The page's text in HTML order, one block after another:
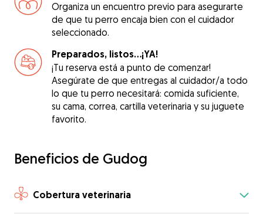
Organiza un encuentro previo para asegurarte
de que tu perro encaja bien con el cuidador
seleccionado.
Preparados, listos...¡YA!
¡Tu reserva está a punto de comenzar!
Asegúrate de que entregas al cuidador/a todo
lo que tu perro necesitará: comida suficiente,
su cama, correa, cartilla veterinaria y su juguete
favorito.
Beneficios de Gudog
Cobertura veterinaria